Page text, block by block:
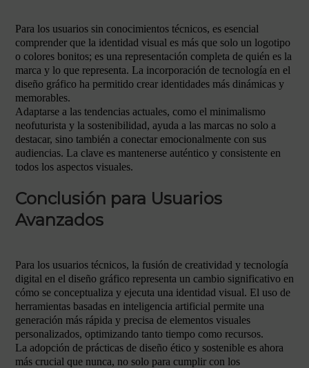
Para los usuarios sin conocimientos técnicos, es esencial
comprender que la identidad visual es más que solo un logotipo
o colores bonitos; es una representación completa de quién es la
marca y lo que representa. La incorporación de tecnología en el
diseño gráfico ha permitido crear identidades más dinámicas y
memorables.
Adaptarse a las tendencias actuales, como el minimalismo
neofuturista y la sostenibilidad, ayuda a las marcas no solo a
destacar, sino también a conectar emocionalmente con sus
audiencias. La clave es mantenerse auténtico y consistente en
todos los aspectos visuales.
Conclusión para Usuarios
Avanzados
Para los usuarios técnicos, la fusión de creatividad y tecnología
digital en el diseño gráfico representa un cambio significativo en
cómo se conceptualiza y ejecuta una identidad visual. El uso de
herramientas basadas en inteligencia artificial permite una
generación más rápida y precisa de elementos visuales
personalizados, optimizando tanto tiempo como recursos.
La adopción de prácticas de diseño ético y sostenible es ahora
más crucial que nunca, no solo para cumplir con los